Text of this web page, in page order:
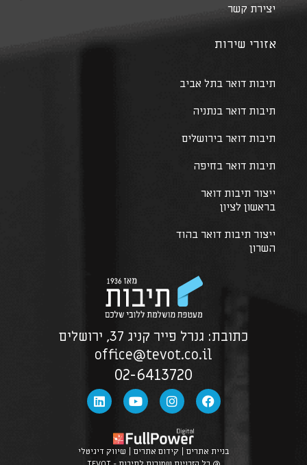
יצירת קשר
אזורי שירות
תיבות דואר בתל אביב
תיבות דואר בנתניה
תיבות דואר בירושלים
תיבות דואר בחיפה
ייצור תיבות דואר
בראשון לציון
ייצור תיבות דואר בהוד
השרון
כתובת: גנרל פייר קניג 37, ירושלים
office@tevot.co.il
02-6413720
בניית אתרים | קידום אתרים | שיווק דיגיטלי